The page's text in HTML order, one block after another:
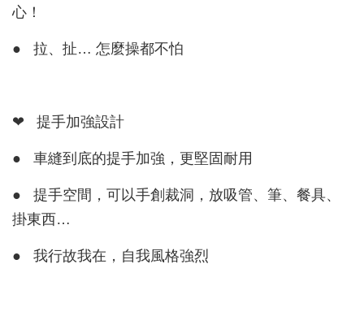
心！
● 拉、扯… 怎麼操都不怕
❤ 提手加強設計
● 車縫到底的提手加強，更堅固耐用
● 提手空間，可以手創裁洞，放吸管、筆、餐具、
掛東西…
● 我行故我在，自我風格強烈